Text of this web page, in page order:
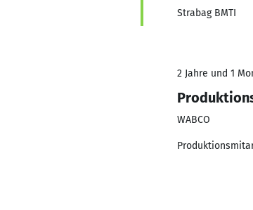
Strabag BMTI
2 Jahre und 1
WABCO